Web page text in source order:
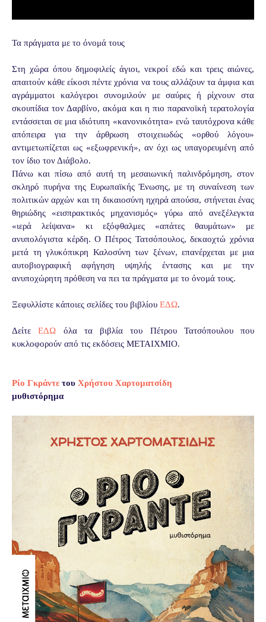
Τα πράγματα με το όνομά τους
Στη χώρα όπου δημοφιλείς άγιοι, νεκροί εδώ και τρεις αιώνες,
απαιτούν κάθε είκοσι πέντε χρόνια να τους αλλάζουν τα άμφια και
αγράμματοι καλόγεροι συνομιλούν με σαύρες ή ρίχνουν στα
σκουπίδια τον Δαρβίνο, ακόμα και η πιο παρανοϊκή τερατολογία
εντάσσεται σε μια ιδιότυπη «κανονικότητα» ενώ ταυτόχρονα κάθε
απόπειρα για την άρθρωση στοιχειωδώς «ορθού λόγου»
αντιμετωπίζεται ως «εξωφρενική», αν όχι ως υπαγορευμένη από
τον ίδιο τον Διάβολο.
Πάνω και πίσω από αυτή τη μεσαιωνική παλινδρόμηση, στον
σκληρό πυρήνα της Ευρωπαϊκής Ένωσης, με τη συναίνεση των
πολιτικών αρχών και τη δικαιοσύνη ηχηρά απούσα, στήνεται ένας
θηριώδης «εισπρακτικός μηχανισμός» γύρω από ανεξέλεγκτα
«ιερά λείψανα» κι εξόφθαλμες «απάτες θαυμάτων» με
ανυπολόγιστα κέρδη. Ο Πέτρος Τατσόπουλος, δεκαοχτώ χρόνια
μετά τη γλυκόπικρη Καλοσύνη των ξένων, επανέρχεται με μια
αυτοβιογραφική αφήγηση υψηλής έντασης και με την
ανυποχώρητη πρόθεση να πει τα πράγματα με το όνομά τους.
Ξεφυλλίστε κάποιες σελίδες του βιβλίου ΕΔΩ.
ΔείτεΕΔΩ όλα τα βιβλία του Πέτρου Τατσόπουλου που
κυκλοφορούν από τις εκδόσεις ΜΕΤΑΙΧΜΙΟ.
Ρίο Γκράντε του Χρήστου Χαρτοματσίδη
μυθιστόρημα